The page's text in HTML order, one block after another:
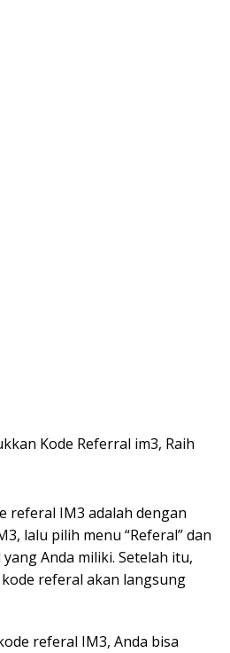
referal IM3 adalah dengan
lalu pilih menu “Referal” dan
Anda miliki. Setelah itu,
referal akan langsung
referal IM3, Anda bisa